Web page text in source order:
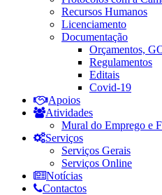
Recursos Humanos
Licenciamento
Documentação
Orçamentos,
Regulamentos
Editais
Covid-19
Apoios
Atividades
Mural do Emprego e
Serviços
Serviços Gerais
Serviços Online
Notícias
Contactos